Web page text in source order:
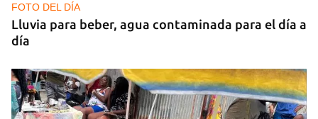
FOTO DEL DÍA
Lluvia para beber, agua contaminada para el día a
día